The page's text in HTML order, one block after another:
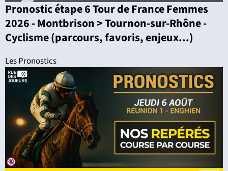
Pronostic étape 6 Tour de France Femmes
2026 - Montbrison > Tournon-sur-Rhône -
Cyclisme (parcours, favoris, enjeux...)
Les Pronostics